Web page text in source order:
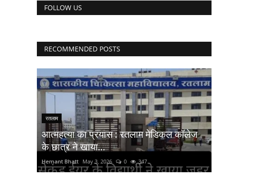
FOLLOW US
RECOMMENDED POSTS
रतलाम
आत्महत्या का प्रयास : रतलाम मेडिकल कॉलेज
के छात्र ने खाया...
Hemant Bhatt May 3, 2026 0 347